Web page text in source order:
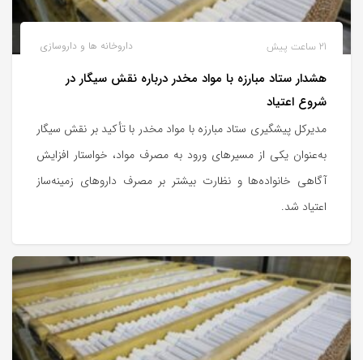
داروخانه ها و داروسازی 21 ساعت پیش
هشدار ستاد مبارزه با مواد مخدر درباره نقش سیگار در
شروع اعتیاد
مدیرکل پیشگیری ستاد مبارزه با مواد مخدر با تأکید بر نقش سیگار
به‌عنوان یکی از مسیرهای ورود به مصرف مواد، خواستار افزایش
آگاهی خانواده‌ها و نظارت بیشتر بر مصرف داروهای زمینه‌ساز
اعتیاد شد.